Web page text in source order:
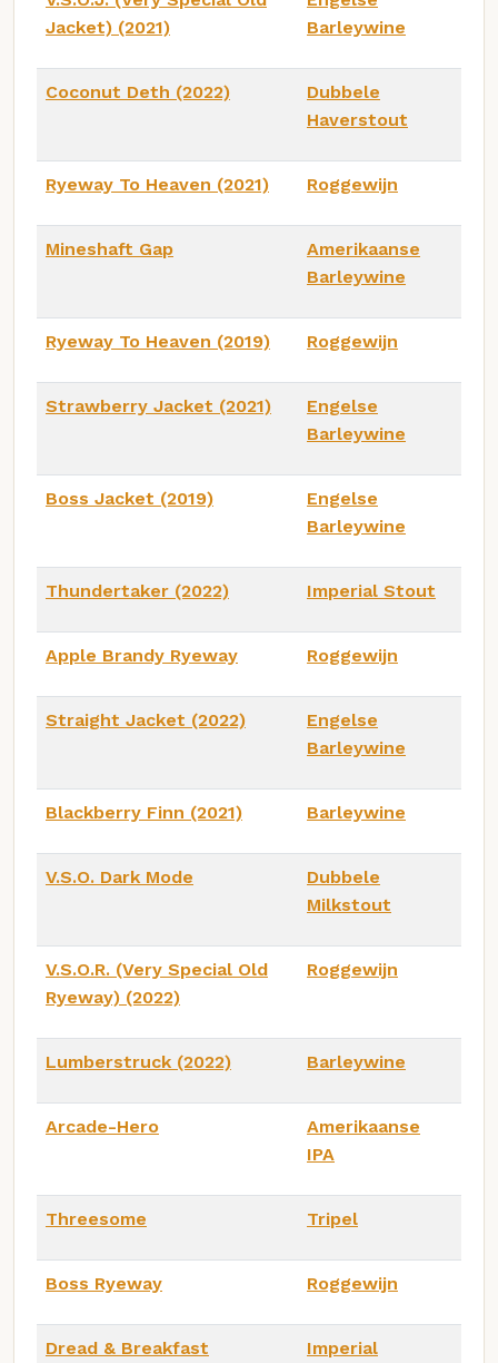
Jacket) (2021)
Barleywine
Coconut Deth (2022)
Dubbele
Haverstout
Ryeway To Heaven (2021) Roggewijn
Mineshaft Gap
Amerikaanse
Barleywine
Ryeway To Heaven (2019) Roggewijn
Strawberry Jacket (2021)
Engelse
Barleywine
Boss Jacket (2019)
Engelse
Barleywine
Thundertaker (2022) Imperial Stout
Apple Brandy Ryeway Roggewijn
Straight Jacket (2022)
Engelse
Barleywine
Blackberry Finn (2021) Barleywine
V.S.O. Dark Mode
Dubbele
Milkstout
V.S.O.R. (Very Special Old
Ryeway) (2022)
Roggewijn
Lumberstruck (2022) Barleywine
Arcade-Hero
Amerikaanse
IPA
Threesome Tripel
Boss Ryeway Roggewijn
Dread & Breakfast Imperial